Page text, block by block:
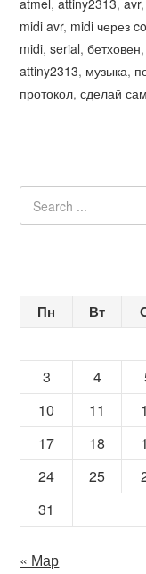
atmel,attiny2313,avr
midi avr, midi через
midi,serial,бетховен
attiny2313, музыка,
протокол,сделай сам
Пн Вт
3
4
10
11
17
18
24
25
31
« Мар